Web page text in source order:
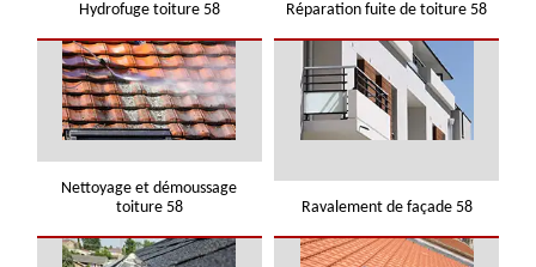
Hydrofuge toiture 58 Réparation fuite de toiture 58
Nettoyage et démoussage
toiture 58
Ravalement de façade 58